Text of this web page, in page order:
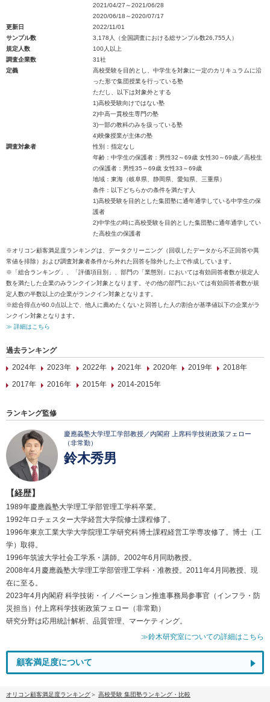
2021/04/27～2021/06/28
2020/06/18～2020/07/17
更新日
2022/11/01
サンプル数
3,178人（全国調査における総サンプル数26,755人）
規定人数
100人以上
調査企業数
31社
定義
高校受験を目的とし、中学生を対象に一定のカリキュラムに沿
った形で集団授業を行っている塾
ただし、以下は対象外とする
1)高校受験向けではない塾
2)中高一貫校生専門の塾
3)一部の教科のみを扱っている塾
4)映像授業が主体の塾
調査対象者
性別：指定なし
年齢：中学生の保護者：男性32～69歳 女性30～69歳／高校生
の保護者：男性35～69歳 女性33～69歳
地域：東海（岐阜県、静岡県、愛知県、三重県）
条件：以下どちらかの条件を満たす人
1)高校受験を目的とした集団塾に通年通学している中学生の保
護者
2)中学生の時に高校受験を目的とした集団塾に通年通学してい
た高校生の保護者
※オリコン顧客満足度ランキングは、データクリーニング（回収したデータから不正回答や異
常値を排除）および調査対象者条件から外れた回答を除外した上で作成しています。
※「総合ランキング」、「評価項目別」、部門の「業態別」においては有効回答者数が規定人
数を満たした企業のみランクイン対象となります。その他の部門においては有効回答者数が規
定人数の半数以上の企業がランクイン対象となります。
※総合得点が60.0点以上で、他人に薦めたくないと回答した人の割合が基準値以下の企業がラ
ンクイン対象となります。
≫ 詳細はこちら
過去ランキング
2024年
2023年 2022年 2021年 2020年 2019年
2018年
2017年
2016年 2015年 2014-2015年
ランキング監修
慶應義塾大学理工学部教授／内閣府 上席科学技術政策フェロー
（非常勤）
鈴木秀男
【経歴】
1989年慶應義塾大学理工学部管理工学科卒業。
1992年ロチェスター大学経営大学院修士課程修了。
1996年東京工業大学大学院理工学研究科博士課程経営工学専攻修了。博士（工
学）取得。
1996年筑波大学社会工学系・講師。2002年6月同助教授。
2008年4月慶應義塾大学理工学部管理工学科・准教授。2011年4月同教授、現
在に至る。
2023年4月内閣府 科学技術・イノベーション推進事務局参事官（インフラ・防
災担当）付上席科学技術政策フェロー（非常勤）
研究分野は応用統計解析、品質管理、マーケティング。
≫鈴木研究室についての詳細はこちら
顧客満足度について
オリコン顧客満足度ランキング
高校受験 集団塾ランキング・比較